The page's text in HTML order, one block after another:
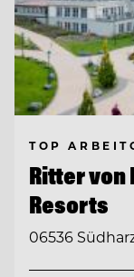
TOP
Ritter
Resorts
06536